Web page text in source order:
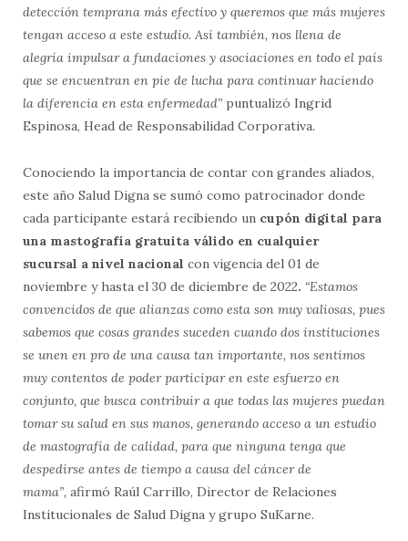
detección temprana más efectivo y queremos que más mujeres
tengan acceso a este estudio. Así también, nos llena de
alegría impulsar a fundaciones y asociaciones en todo el país
que se encuentran en pie de lucha para continuar haciendo
la diferencia en esta enfermedad” puntualizó Ingrid
Espinosa, Head de Responsabilidad Corporativa.
Conociendo la importancia de contar con grandes aliados,
este año Salud Digna se sumó como patrocinador donde
cada participante estará recibiendo un cupón digital para
una mastografía gratuita válido en cualquier
sucursal a nivel nacional con vigencia del 01 de
noviembre y hasta el 30 de diciembre de 2022. “Estamos
convencidos de que alianzas como esta son muy valiosas, pues
sabemos que cosas grandes suceden cuando dos instituciones
se unen en pro de una causa tan importante, nos sentimos
muy contentos de poder participar en este esfuerzo en
conjunto, que busca contribuir a que todas las mujeres puedan
tomar su salud en sus manos, generando acceso a un estudio
de mastografía de calidad, para que ninguna tenga que
despedirse antes de tiempo a causa del cáncer de
mama”, afirmó Raúl Carrillo, Director de Relaciones
Institucionales de Salud Digna y grupo SuKarne.